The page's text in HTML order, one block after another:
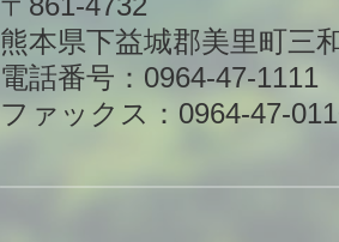
熊本県下益城郡美里町三
電話番号：0964-47-1111
ファックス：0964-47-